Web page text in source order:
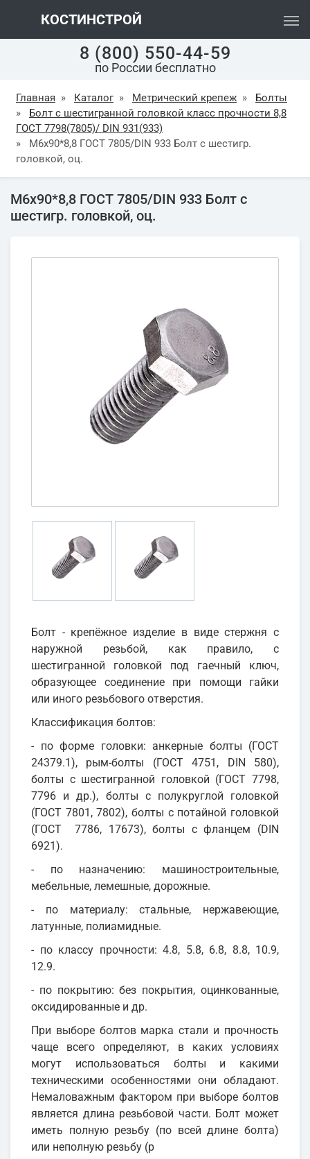
КОСТИНСТРОЙ
8 (800) 550-44-59
по России бесплатно
Главная » Каталог » Метрический крепеж »
Болты
»
Болт с шестигранной головкой класс прочности 8,8
ГОСТ 7798(7805)/ DIN 931(933)
»
М6х90*8,8 ГОСТ 7805/DIN 933 Болт с шестигр.
головкой, оц.
М6х90*8,8 ГОСТ 7805/DIN 933 Болт с
шестигр. головкой, оц.
Болт - крепёжное изделие в виде стержня с
наружной резьбой, как правило, с
шестигранной головкой под гаечный ключ,
образующее соединение при помощи гайки
или иного резьбового отверстия.
Классификация болтов:
- по форме головки: анкерные болты (ГОСТ
24379.1), рым-болты (ГОСТ 4751, DIN 580),
болты с шестигранной головкой (ГОСТ 7798,
7796 и др.), болты с полукруглой головкой
(ГОСТ 7801, 7802), болты с потайной головкой
(ГОСТ 7786, 17673), болты с фланцем (DIN
6921).
- по назначению: машиностроительные,
мебельные, лемешные, дорожные.
- по материалу: стальные, нержавеющие,
латунные, полиамидные.
- по классу прочности: 4.8, 5.8, 6.8, 8.8, 10.9,
12.9.
- по покрытию: без покрытия, оцинкованные,
оксидированные и др.
При выборе болтов марка стали и прочность
чаще всего определяют, в каких условиях
могут использоваться болты и какими
техническими особенностями они обладают.
Немаловажным фактором при выборе болтов
является длина резьбовой части. Болт может
иметь полную резьбу (по всей длине болта)
или неполную резьбу (р